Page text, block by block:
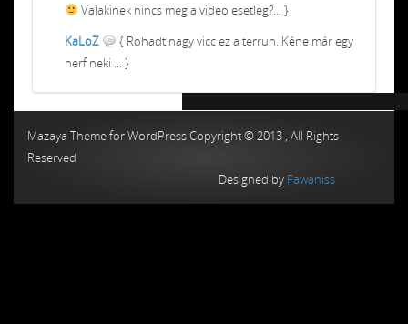
Valakinek nincs meg a video esetleg?... }
KaLoZ
{ Rohadt nagy vicc ez a terrun. Kéne már egy
nerf neki ... }
Mazaya Theme for WordPress Copyright © 2013 , All Rights
Reserved
Designed by Fawaniss